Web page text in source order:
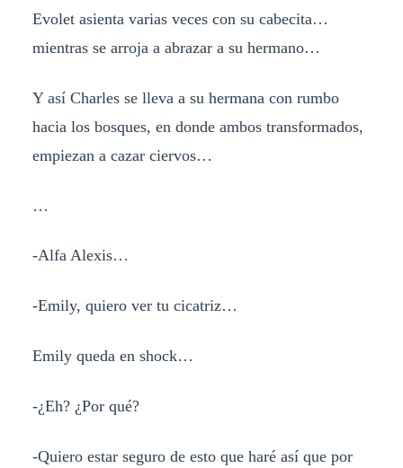
Evolet asienta varias veces con su cabecita…
mientras se arroja a abrazar a su hermano…
Y así Charles se lleva a su hermana con rumbo
hacia los bosques, en donde ambos transformados,
empiezan a cazar ciervos…
…
-Alfa Alexis…
-Emily, quiero ver tu cicatriz…
Emily queda en shock…
-¿Eh? ¿Por qué?
-Quiero estar seguro de esto que haré así que por